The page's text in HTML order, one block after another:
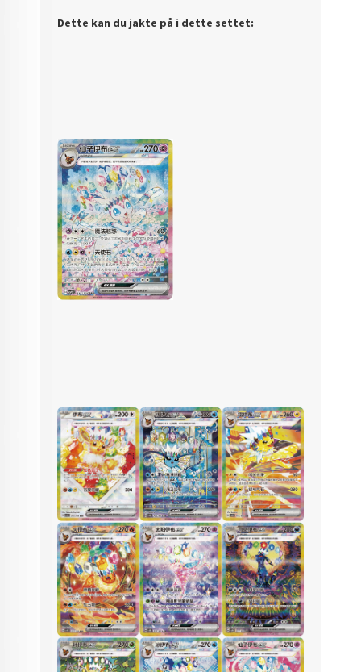
Dette kan du jakte på i dette settet: